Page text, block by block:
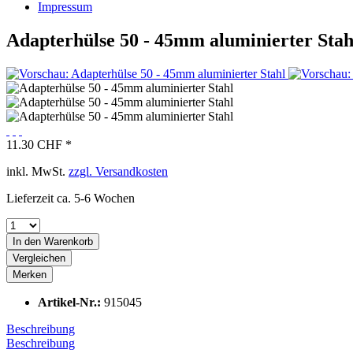
Impressum
Adapterhülse 50 - 45mm aluminierter
11.30 CHF *
inkl. MwSt. zzgl. Versandkosten
Lieferzeit ca. 5-6 Wochen
In den Warenkorb
Vergleichen
Merken
Artikel-Nr.: 915045
Beschreibung
Beschreibung